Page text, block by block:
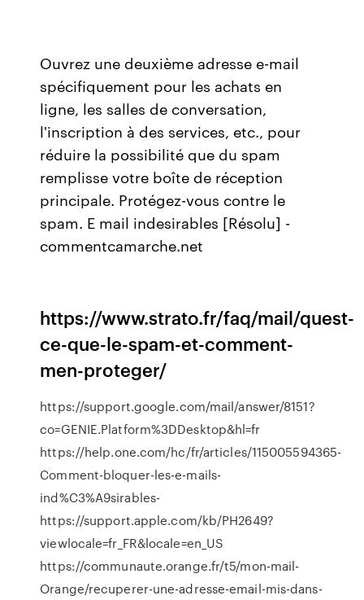
Ouvrez une deuxième adresse e-mail
spécifiquement pour les achats en
ligne, les salles de conversation,
l'inscription à des services, etc., pour
réduire la possibilité que du spam
remplisse votre boîte de réception
principale. Protégez-vous contre le
spam. E mail indesirables [Résolu] -
commentcamarche.net
https://www.strato.fr/faq/mail/quest-
ce-que-le-spam-et-comment-
men-proteger/
https://support.google.com/mail/answer/8151?
co=GENIE.Platform%3DDesktop&hl=fr
https://help.one.com/hc/fr/articles/115005594365-
Comment-bloquer-les-e-mails-
ind%C3%A9sirables-
https://support.apple.com/kb/PH2649?
viewlocale=fr_FR&locale=en_US
https://communaute.orange.fr/t5/mon-mail-
Orange/recuperer-une-adresse-email-mis-dans-